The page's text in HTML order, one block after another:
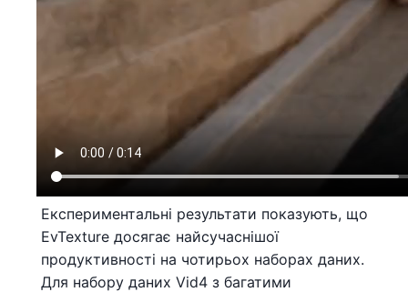
Експериментальні результати показують, що
EvTexture досягає найсучаснішої
продуктивності на чотирьох наборах даних.
Для набору даних Vid4 з багатими